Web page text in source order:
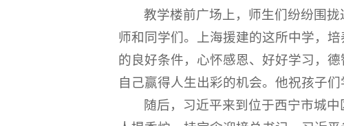
教学楼前广场上，师生们纷纷围
师和同学们。上海援建的这所中学，
的良好条件，心怀感恩、好好学习，
自己赢得人生出彩的机会。他祝孩子们
随后，习近平来到位于西宁市城